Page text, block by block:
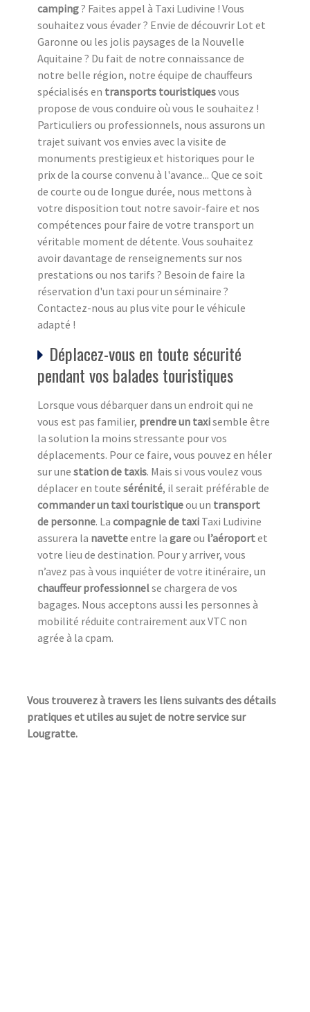
camping? Faites appel à Taxi Ludivine ! Vous
souhaitez vous évader ? Envie de découvrir Lot et
Garonne ou les jolis paysages de la Nouvelle
Aquitaine ? Du fait de notre connaissance de
notre belle région, notre équipe de chauffeurs
spécialisés en transports touristiquesvous
propose de vous conduire où vous le souhaitez !
Particuliers ou professionnels, nous assurons un
trajet suivant vos envies avec la visite de
monuments prestigieux et historiques pour le
prix de la course convenu à l'avance... Que ce soit
de courte ou de longue durée, nous mettons à
votre disposition tout notre savoir-faire et nos
compétences pour faire de votre transport un
véritable moment de détente. Vous souhaitez
avoir davantage de renseignements sur nos
prestations ou nos tarifs ? Besoin de faire la
réservation d'un taxi pour un séminaire ?
Contactez-nous au plus vite pour le véhicule
adapté !
Déplacez-vous en toute sécurité
pendant vos balades touristiques
Lorsque vous débarquer dans un endroit qui ne
vous est pas familier, prendre un taxisemble être
la solution la moins stressante pour vos
déplacements. Pour ce faire, vous pouvez en héler
sur une station de taxis. Mais si vous voulez vous
déplacer en toute sérénité, il serait préférable de
commander un taxi touristiqueou un transport
de personne. La compagnie de taxi Taxi Ludivine
assurera la navetteentre la gareou l’aéroportet
votre lieu de destination. Pour y arriver, vous
n’avez pas à vous inquiéter de votre itinéraire, un
chauffeur professionnelse chargera de vos
bagages. Nous acceptons aussi les personnes à
mobilité réduite contrairement aux VTC non
agrée à la cpam.
Vous trouverez à travers les liens suivants des détails
pratiques et utiles au sujet de notre service sur
Lougratte.